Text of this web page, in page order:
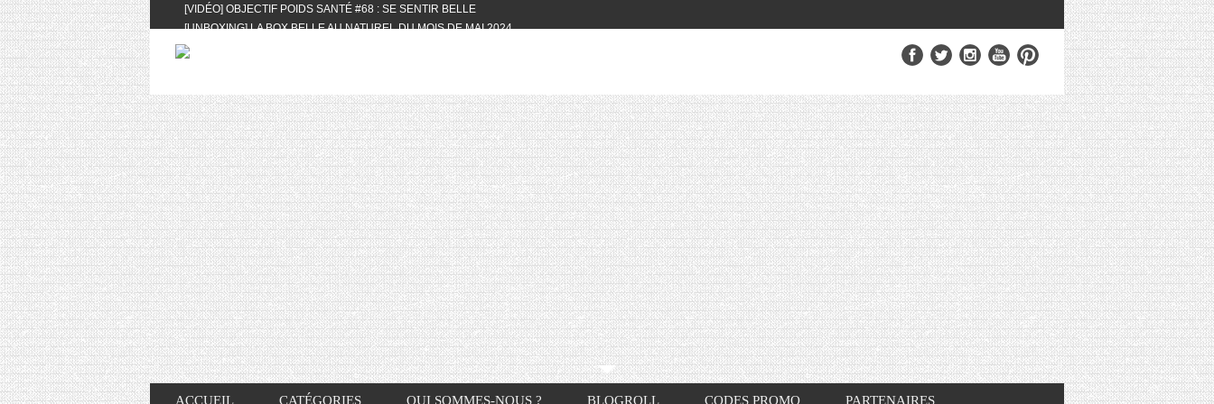
[VIDÉO] OBJECTIF POIDS SANTÉ #68 : SE SENTIR BELLE
[UNBOXING] LA BOX BELLE AU NATUREL DU MOIS DE MAI 2024
[VIDÉO] UNBOXING : LES MY LITTLE & BIOTYFULL BOX DU MOIS DE MAI 2024
[VIDÉO] QUITOQUE #10 : MEAL PREP & CONVIVIALITÉ
[VIDÉO] UNBOXING : LES MY LITTLE & BIOTYFULL BOX DU MOIS D’AVRIL
2024 FEAT. AKILA
[VIDÉO] OBJECTIF POIDS SANTÉ #67 : L’AVIS DES AUTRES, CE N’EST QUE LA
VIE DES AUTRES
[VIDÉO] UNBOXING : LES MY LITTLE & BIOTYFULL BOX DES MOIS DE
FÉVRIER ET MARS 2024 FEAT. AKILA
[VIDÉO] LA SÉLECTION DU MOIS #JANVIER2024
[VIDÉO] HELLOFRESH #34 : IDÉES RECETTES RISOTTO
ACCUEIL CATÉGORIES QUI SOMMES-NOUS ? BLOGROLL CODES PROMO PARTENAIRES